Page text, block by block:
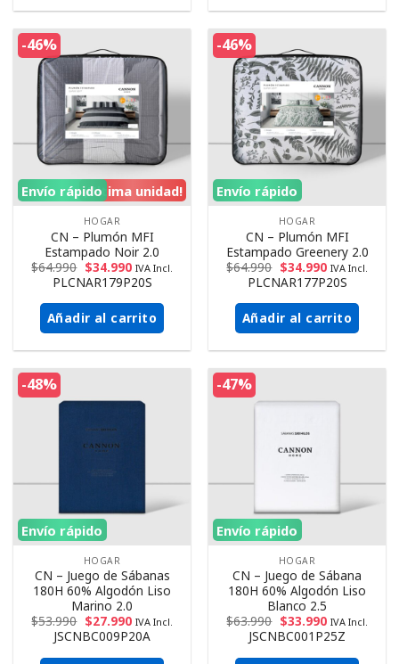
-46%
¡Ultima unidad!
Envío rápido
HOGAR
CN – Plumón MFI
Estampado Noir 2.0
$64.990 $34.990 IVA Incl.
PLCNAR179P20S
Añadir al carrito
-46%
Envío rápido
HOGAR
CN – Plumón MFI
Estampado Greenery 2.0
$64.990 $34.990 IVA Incl.
PLCNAR177P20S
Añadir al carrito
-48%
Envío rápido
HOGAR
CN – Juego de Sábanas
180H 60% Algodón Liso
Marino 2.0
$53.990 $27.990 IVA Incl.
JSCNBC009P20A
-47%
Envío rápido
HOGAR
CN – Juego de Sábana
180H 60% Algodón Liso
Blanco 2.5
$63.990 $33.990 IVA Incl.
JSCNBC001P25Z